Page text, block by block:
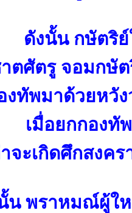
ดังนั้น กษัตริ
าตศัตรู จอมกษั
งทัพมาด้วยหวั
เมื่อยกกองทั
จะเกิดศึกสงค
น พราหมณ์ผู้